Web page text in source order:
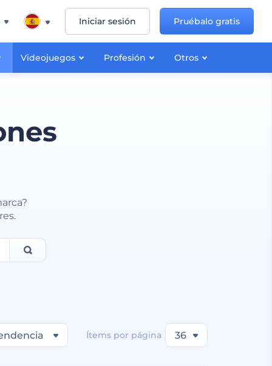
Videojuegos Profesión Otros
Iniciar sesión Pruébalo gratis
Ítems por página 36